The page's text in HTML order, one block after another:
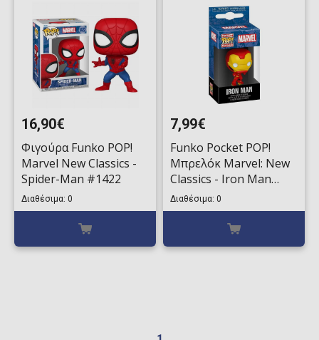
16,90€
Φιγούρα Funko POP!
Marvel New Classics -
Spider-Man #1422
Διαθέσιμα: 0
7,99€
Funko Pocket POP!
Μπρελόκ Marvel: New
Classics - Iron Man
Φιγούρα
Διαθέσιμα: 0